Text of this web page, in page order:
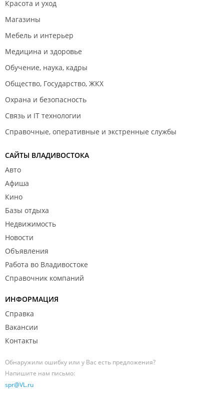
Красота и уход
Магазины
Мебель и интерьер
Медицина и здоровье
Обучение, наука, кадры
Общество, Государство, ЖКХ
Охрана и безопасность
Связь и IT технологии
Справочные, оперативные и экстренные службы
САЙТЫ ВЛАДИВОСТОКА
Авто
Афиша
Кино
Базы отдыха
Недвижимость
Новости
Объявления
Работа во Владивостоке
Справочник компаний
ИНФОРМАЦИЯ
Справка
Вакансии
Контакты
Обнаружили ошибку или у Вас есть предложения?
Напишите нам письмо:
spr@VL.ru